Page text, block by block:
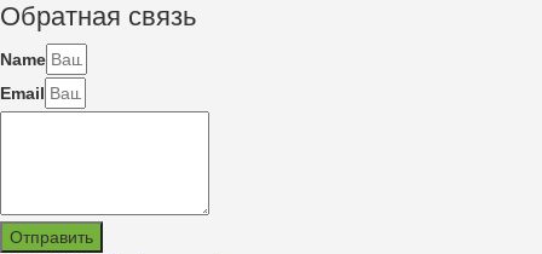
Обратная связь
Name
Email
Отправить